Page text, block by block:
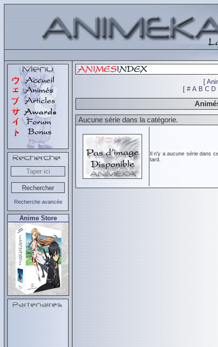
Recherche avancée
Anime Store
[
[ # A B C D
Aucune série dans la catégorie.
Il n'y a aucune série dans
tard.